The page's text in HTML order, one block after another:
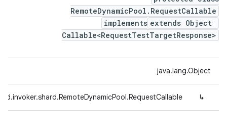
RemoteDynamicPool.RequestCallable
extends Object
implements
Callable<RequestTestTargetResponse>
java.lang.Object
↳